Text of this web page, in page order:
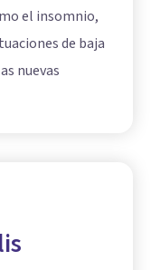
el insomnio,
de baja
nuevas